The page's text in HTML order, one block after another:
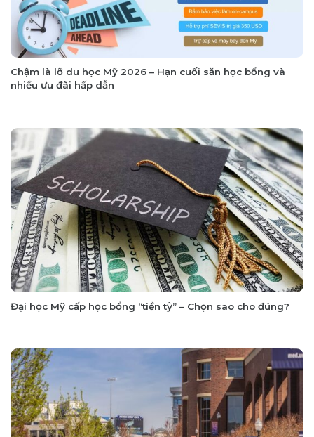
Chậm là lỡ du học Mỹ 2026 – Hạn cuối săn học bổng và
nhiều ưu đãi hấp dẫn
Đại học Mỹ cấp học bổng “tiền tỷ” – Chọn sao cho đúng?